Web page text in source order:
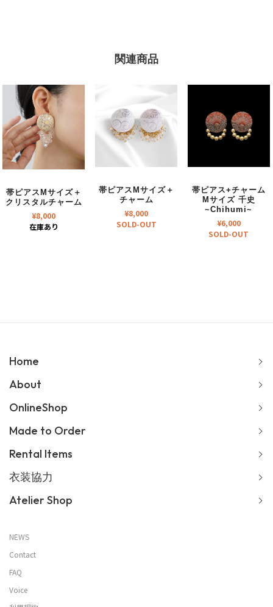
関連商品
帯ピアスMサイズ＋
クリスタルチャーム
¥8,000
在庫あり
帯ピアスMサイズ＋
チャーム
¥8,000
SOLD-OUT
帯ピアス+チャーム
Mサイズ 千史
~Chihumi~
¥6,000
SOLD-OUT
Home
About
OnlineShop
Made to Order
Rental Items
衣装協力
Atelier Shop
NEWS
Contact
FAQ
Voice